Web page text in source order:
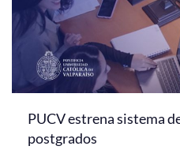
PUCV estrena sistema
postgrados